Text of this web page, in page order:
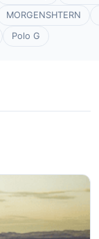
MORGENSHTERN
Polo G